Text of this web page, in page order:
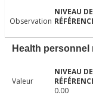
Observation
Health
Valeur
0.00